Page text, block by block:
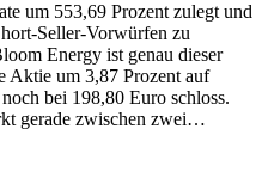
um 553,69 Prozent zulegt und
Seller-Vorwürfen zu
Energy ist genau dieser
Aktie um 3,87 Prozent auf
bei 198,80 Euro schloss.
gerade zwischen zwei…